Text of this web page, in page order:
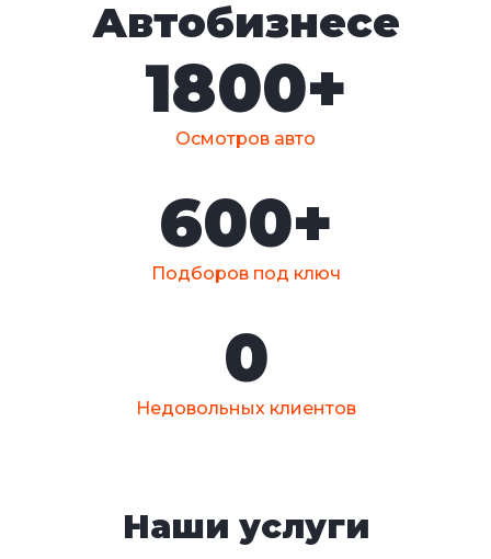
Автобизнесе
Осмотров авто
1800+
Подборов под ключ
600+
Недовольных клиентов
0
Наши услуги